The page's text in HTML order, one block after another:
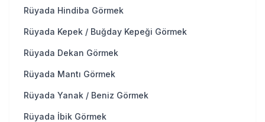
Rüyada Hindiba Görmek
Rüyada Kepek / Buğday Kepeği Görmek
Rüyada Dekan Görmek
Rüyada Mantı Görmek
Rüyada Yanak / Beniz Görmek
Rüyada İbik Görmek